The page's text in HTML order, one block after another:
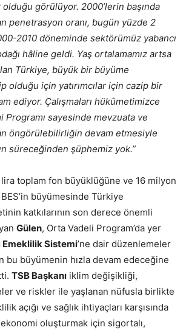
görülüyor. 2000’lerin başında
penetrasyon oranı, bugün yüzde 2
2010 döneminde sektörümüz yabancı
hâline geldi. Yaş ortalamamız artsa
Türkiye, büyük bir büyüme
olduğu için yatırımcılar için cazip bir
ediyor. Çalışmaları hükûmetimizce
Programı sayesinde mevzuata ve
öngörülebilirliğin devam etmesiyle
süreceğinden şüphemiz yok.”
toplam fon büyüklüğüne ve 16 milyon
BES’in büyümesinde Türkiye
katkılarının son derece önemli
Gülen, Orta Vadeli Program’da yer
Emeklilik Sistemi’ne dair düzenlemeler
bu büyümenin hızla devam edeceğine
TSB Başkanı iklim değişikliği,
ve riskler ile yaşlanan nüfusla birlikte
açığı ve sağlık ihtiyaçları karşısında
ekonomi oluşturmak için sigortalı,